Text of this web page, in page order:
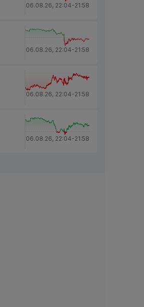
06.08.26, 22:04-21:58
06.08.26, 22:04-21:58
06.08.26, 22:04-21:58
06.08.26, 22:04-21:58